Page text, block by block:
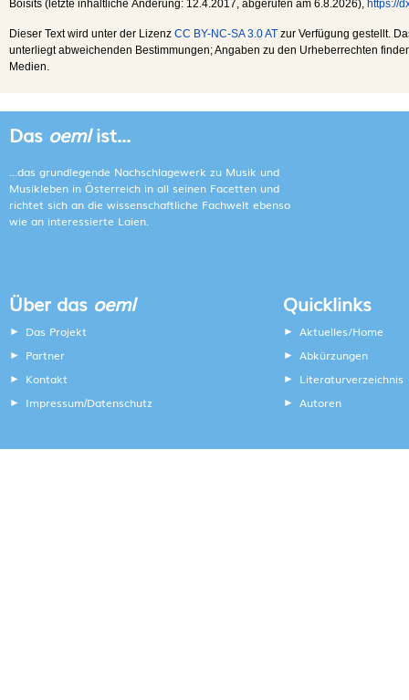
Boisits (letzte inhaltliche Änderung: 12.4.2017 , abgerufen am 6.8.2026), https://
Dieser Text wird unter der Lizenz CC BY-NC-SA 3.0 AT zur Verfügung gestellt.
unterliegt abweichenden Bestimmungen; Angaben zu den Urheberrechten
Medien.
Das oemlist...
...das grundlegende Nachschlagewerk zu Musik und
Musikleben in Österreich in all seinen Facetten und
richtet sich an die wissenschaftliche Fachwelt ebenso
wie an interessierte Laien.
Über das oeml
Das Projekt
Partner
Kontakt
Impressum/Datenschutz
Quicklinks
Aktuelles/Home
Abkürzungen
Literaturverzeichnis
Autoren